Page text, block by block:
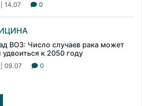
14.07 0
ВОЗ: Число случаев рака может
удвоиться к 2050 году
09.07 0